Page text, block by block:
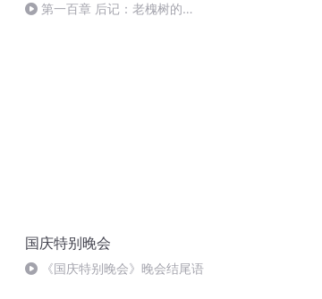
第一百章 后记：老槐树的记
国庆特别晚会
《国庆特别晚会》晚会结尾语